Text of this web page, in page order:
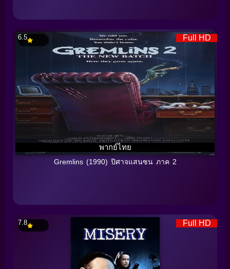
Full HD
พากย์ไทย
6.5
Gremlins (1990) ปิศาจแสนซน ภาค 2
Full HD
7.8